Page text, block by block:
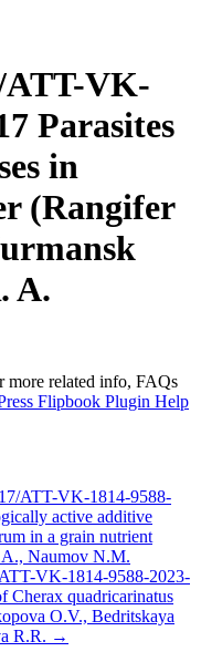
ATT-VK-
Parasites
in
(Rangifer
A.
more related info, FAQs
Flipbook Plugin Help
ATT-VK-1814-9588-
active additive
in a grain nutrient
Naumov N.M.
VK-1814-9588-2023-
Cherax quadricarinatus
O.V., Bedritskaya
R.R. →